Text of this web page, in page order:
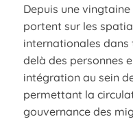
Depuis une vingtaine
portent sur les
internationales dans
delà des personnes
intégration au sein
permettant la
gouvernance des